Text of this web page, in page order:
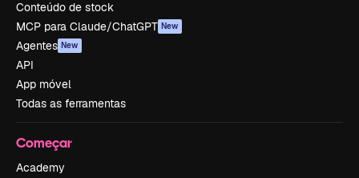
Conteúdo de stock
MCP para Claude/ChatGPT New
Agentes New
API
App móvel
Todas as ferramentas
Começar
Academy